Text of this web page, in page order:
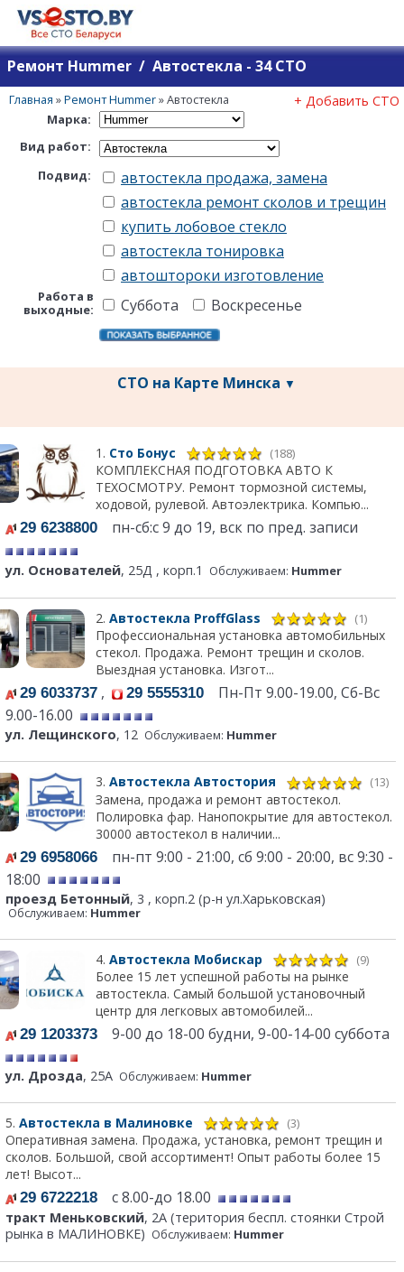
Ремонт Hummer / Автостекла - 34 СТО
Главная »Ремонт Hummer»Автостекла + Добавить СТО
Марка:
Вид работ:
Подвид:
автостекла продажа, замена
автостекла ремонт сколов и трещин
купить лобовое стекло
автостекла тонировка
автоштороки изготовление
Работа в
выходные:
Суббота Воскресенье
СТО на Карте Минска ▼
1. Сто Бонус (188)
КОМПЛЕКСНАЯ ПОДГОТОВКА АВТО К
ТЕХОСМОТРУ. Ремонт тормозной системы,
ходовой, рулевой. Автоэлектрика. Компью...
29 6238800 пн-сб:с 9 до 19, вск по пред. записи
ул. Основателей, 25Д , корп.1 Обслуживаем: Hummer
2. Автостекла ProffGlass (1)
Профессиональная установка автомобильных
стекол. Продажа. Ремонт трещин и сколов.
Выездная установка. Изгот...
29 6033737 , 29 5555310 Пн-Пт 9.00-19.00, Сб-Вс
9.00-16.00
ул. Лещинского, 12 Обслуживаем: Hummer
3. Автостекла Автостория (13)
Замена, продажа и ремонт автостекол.
Полировка фар. Нанопокрытие для автостекол.
30000 автостекол в наличии...
29 6958066 пн-пт 9:00 - 21:00, сб 9:00 - 20:00, вс 9:30 -
18:00
проезд Бетонный, 3 , корп.2 (р-н ул.Харьковская)
Обслуживаем: Hummer
4. Автостекла Мобискар (9)
Более 15 лет успешной работы на рынке
автостекла. Самый большой установочный
центр для легковых автомобилей...
29 1203373 9-00 до 18-00 будни, 9-00-14-00 суббота
ул. Дрозда, 25А Обслуживаем: Hummer
5. Автостекла в Малиновке (3)
Оперативная замена. Продажа, установка, ремонт трещин и
сколов. Большой, свой ассортимент! Опыт работы более 15
лет! Высот...
29 6722218 с 8.00-до 18.00
тракт Меньковский, 2А (територия беспл. стоянки Строй
рынка в МАЛИНОВКЕ) Обслуживаем: Hummer